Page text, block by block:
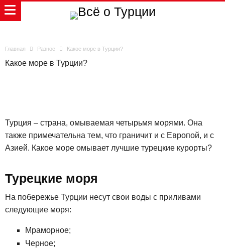
Главная Разное Какое море в Турции?
Какое море в Турции?
Турция – страна, омываемая четырьмя морями. Она
также примечательна тем, что граничит и с Европой, и с
Азией. Какое море омывает лучшие турецкие курорты?
Турецкие моря
На побережье Турции несут свои воды с приливами
следующие моря:
Мраморное;
Черное;